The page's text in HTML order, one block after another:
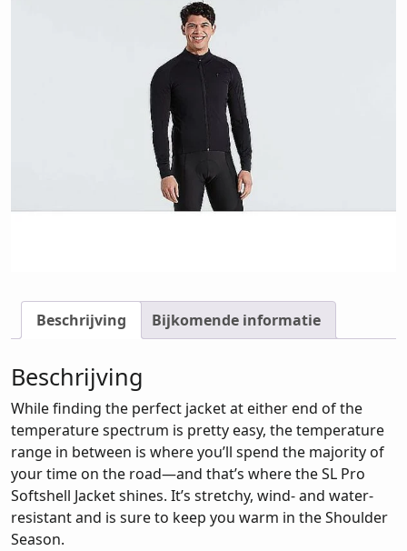
Beschrijving Bijkomende informatie
Beschrijving
While finding the perfect jacket at either end of the
temperature spectrum is pretty easy, the temperature
range in between is where you’ll spend the majority of
your time on the road—and that’s where the SL Pro
Softshell Jacket shines. It’s stretchy, wind- and water-
resistant and is sure to keep you warm in the Shoulder
Season.